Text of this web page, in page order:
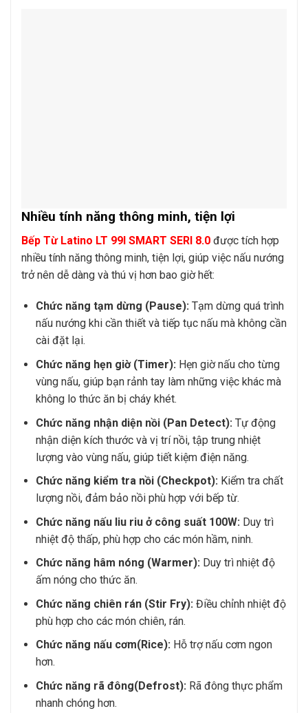
Nhiều tính năng thông minh, tiện lợi
Bếp Từ Latino LT 99I SMART SERI 8.0 được tích hợp
nhiều tính năng thông minh, tiện lợi, giúp việc nấu nướng
trở nên dễ dàng và thú vị hơn bao giờ hết:
Chức năng tạm dừng (Pause): Tạm dừng quá trình
nấu nướng khi cần thiết và tiếp tục nấu mà không cần
cài đặt lại.
Chức năng hẹn giờ (Timer): Hẹn giờ nấu cho từng
vùng nấu, giúp bạn rảnh tay làm những việc khác mà
không lo thức ăn bị cháy khét.
Chức năng nhận diện nồi (Pan Detect): Tự động
nhận diện kích thước và vị trí nồi, tập trung nhiệt
lượng vào vùng nấu, giúp tiết kiệm điện năng.
Chức năng kiểm tra nồi (Checkpot): Kiểm tra chất
lượng nồi, đảm bảo nồi phù hợp với bếp từ.
Chức năng nấu liu riu ở công suất 100W: Duy trì
nhiệt độ thấp, phù hợp cho các món hầm, ninh.
Chức năng hâm nóng (Warmer): Duy trì nhiệt độ
ấm nóng cho thức ăn.
Chức năng chiên rán (Stir Fry): Điều chỉnh nhiệt độ
phù hợp cho các món chiên, rán.
Chức năng nấu cơm(Rice): Hỗ trợ nấu cơm ngon
hơn.
Chức năng rã đông(Defrost): Rã đông thực phẩm
nhanh chóng hơn.